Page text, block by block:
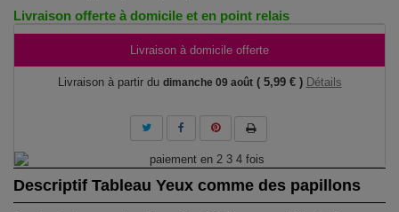
Livraison offerte à domicile et en point relais
Livraison à domicile offerte
Livraison à partir du dimanche 09 août ( 5,99 € ) Détails
Descriptif Tableau Yeux comme des papillons